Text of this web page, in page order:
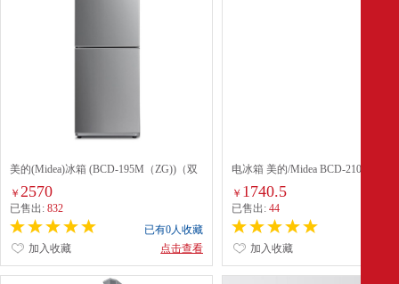
美的(Midea)冰箱 (BCD-195M（ZG))（双
￥ 2570
已售出: 832
已有0人收藏
点击查看
加入收藏
电冰箱 美的/Midea BCD-
￥ 1740.5
已售出:44
加入收藏